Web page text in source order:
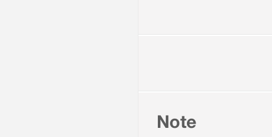
Note